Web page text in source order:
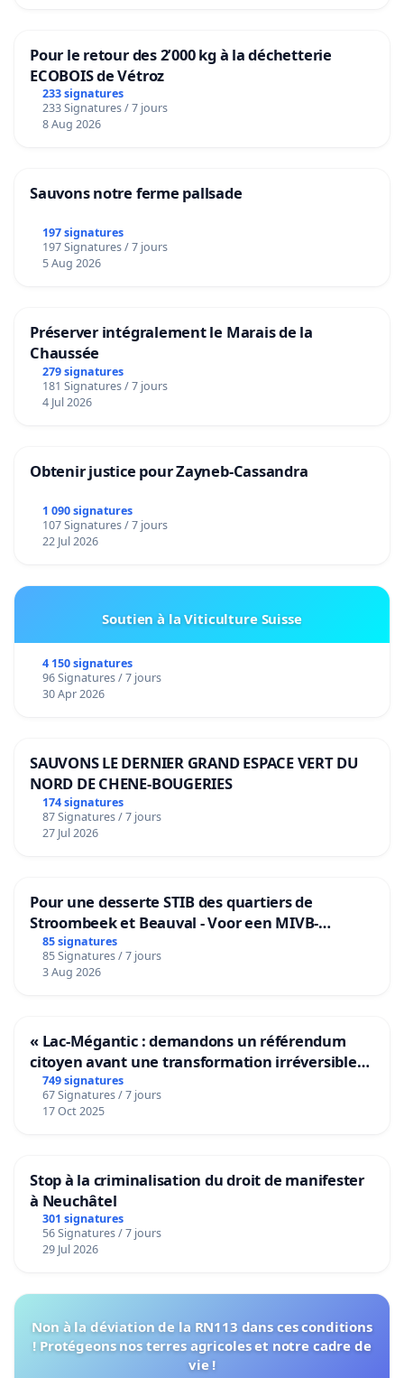
Pour le retour des 2’000 kg à la déchetterie
ECOBOIS de Vétroz
233 signatures
233 Signatures / 7 jours
8 Aug 2026
Sauvons notre ferme pallsade
197 signatures
197 Signatures / 7 jours
5 Aug 2026
Préserver intégralement le Marais de la
Chaussée
279 signatures
181 Signatures / 7 jours
4 Jul 2026
Obtenir justice pour Zayneb-Cassandra
1 090 signatures
107 Signatures / 7 jours
22 Jul 2026
Soutien à la Viticulture Suisse
4 150 signatures
96 Signatures / 7 jours
30 Apr 2026
SAUVONS LE DERNIER GRAND ESPACE VERT DU
NORD DE CHENE-BOUGERIES
174 signatures
87 Signatures / 7 jours
27 Jul 2026
Pour une desserte STIB des quartiers de
Stroombeek et Beauval - Voor een MIVB-
bediening van de wijken Strombeek en Het
Voor
85 signatures
85 Signatures / 7 jours
3 Aug 2026
« Lac-Mégantic : demandons un référendum
citoyen avant une transformation irréversible
de notre territoire »
749 signatures
67 Signatures / 7 jours
17 Oct 2025
Stop à la criminalisation du droit de manifester
à Neuchâtel
301 signatures
56 Signatures / 7 jours
29 Jul 2026
Non à la déviation de la RN113 dans ces conditions
! Protégeons nos terres agricoles et notre cadre de
vie !